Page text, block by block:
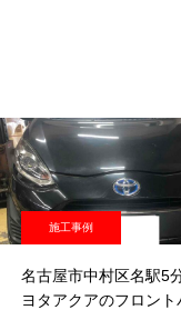
施工事例
名古屋市中村区名駅5
ヨタアクアのフロント